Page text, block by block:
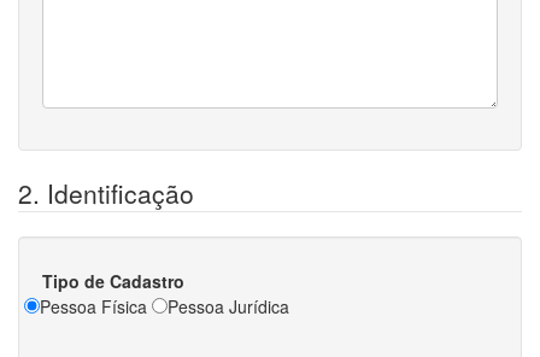
2. Identificação
Tipo de Cadastro
Pessoa Física
Pessoa Jurídica